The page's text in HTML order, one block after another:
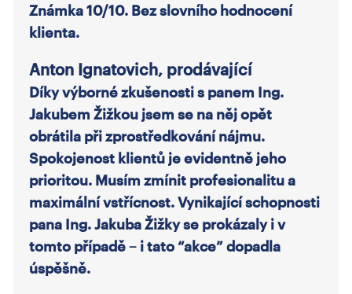
Známka 10/10. Bez slovního hodnocení
klienta.
Anton Ignatovich, prodávající
Díky výborné zkušenosti s panem Ing.
Jakubem Žižkou jsem se na něj opět
obrátila při zprostředkování nájmu.
Spokojenost klientů je evidentně jeho
prioritou. Musím zmínit profesionalitu a
maximální vstřícnost. Vynikající schopnosti
pana Ing. Jakuba Žižky se prokázaly i v
tomto případě – i tato “akce” dopadla
úspěšně.